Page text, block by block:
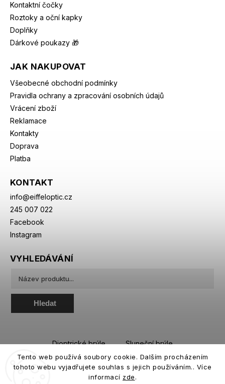
Tento web používá soubory cookie. Dalším procházením
tohoto webu vyjadřujete souhlas s jejich používáním.. Více
informací zde.
Kontaktní čočky
Roztoky a oční kapky
Doplňky
Dárkové poukazy 🎁
JAK NAKUPOVAT
Všeobecné obchodní podmínky
Pravidla ochrany a zpracování osobních údajů
Vrácení zboží
Reklamace
Kontakty
Doprava
Platba
KONTAKT
info@eiffeloptic.cz
245 007 022
Facebook
Instagram
VYHLEDÁVÁNÍ
Hledat
Dioptrické brýle
Sluneční brýle
Sportovní brýle
Kontaktní čočky
Roztoky a oční kapky